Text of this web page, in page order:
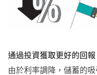
通過投資獲取更好的回報
由於利率調降，儲蓄的